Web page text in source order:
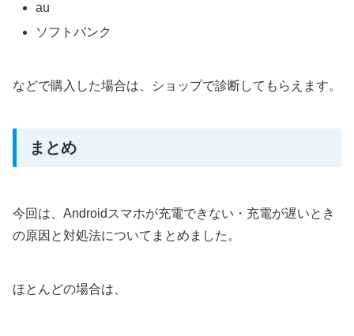
au
ソフトバンク
などで購入した場合は、ショップで診断してもらえます。
まとめ
今回は、Androidスマホが充電できない・充電が遅いとき
の原因と対処法についてまとめました。
ほとんどの場合は、